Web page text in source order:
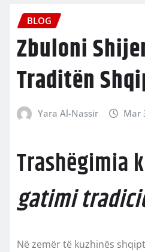
BLOG
Zbuloni
Traditën
Yara Al-Nassir Mar
Trashëgimia
gatimi
Në zemër të kuzhinës